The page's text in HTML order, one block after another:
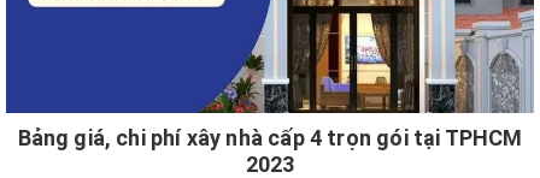
Bảng giá, chi phí xây nhà cấp 4 trọn gói tại TPHCM
2023